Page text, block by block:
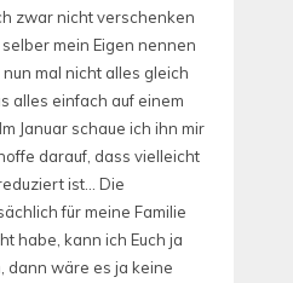
zwar nicht verschenken
mein Eigen nennen
mal nicht alles gleich
alles einfach auf einem
Januar schaue ich ihn mir
darauf, dass vielleicht
ist… Die
für meine Familie
habe, kann ich Euch ja
dann wäre es ja keine